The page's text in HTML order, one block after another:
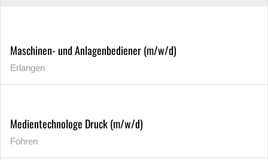
Maschinen- und Anlagenbediener (m/w/d)
Erlangen
Medientechnologe Druck (m/w/d)
Föhren